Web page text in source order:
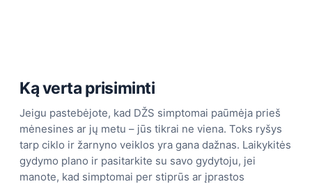
Ką verta prisiminti
Jeigu pastebėjote, kad DŽS simptomai paūmėja prieš
mėnesines ar jų metu – jūs tikrai ne viena. Toks ryšys
tarp ciklo ir žarnyno veiklos yra gana dažnas. Laikykitės
gydymo plano ir pasitarkite su savo gydytoju, jei
manote, kad simptomai per stiprūs ar įprastos